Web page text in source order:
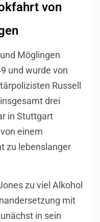
von
Möglingen
und wurde von
Russell
drei
in Stuttgart
einem
zu lebenslanger
zu viel Alkohol
mit
in sein